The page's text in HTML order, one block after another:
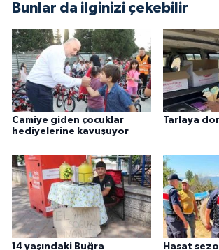
Bunlar da ilginizi çekebilir
Camiye giden çocuklar
hediyelerine kavuşuyor
Tarlaya
14 yaşındaki Buğra
Hasat